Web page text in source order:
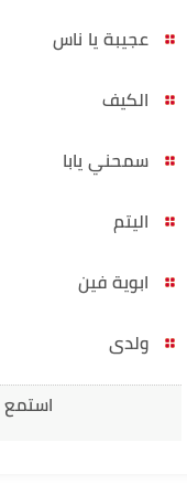
عجيبة يا ناس
الكيف
سمحني يابا
اليتم
ابوية فين
ولدى
استمع